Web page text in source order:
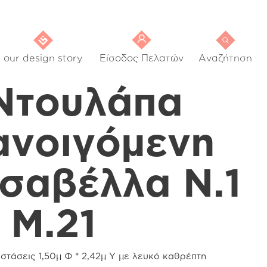
our design story Είσοδος Πελατών Αναζήτηση
Ν.1
Μ.21
1,50μ Φ * 2,42μ Υ με λευκό καθρέπτη